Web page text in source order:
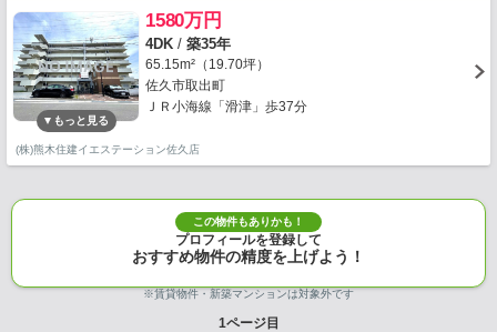
1580万円
4DK / 築35年
65.15m²（19.70坪）
佐久市取出町
ＪＲ小海線「滑津」歩37分
(株)熊木住建イエステーション佐久店
この物件もありかも！
プロフィールを登録して
おすすめ物件の精度を上げよう！
※賃貸物件・新築マンションは対象外です
1ページ目